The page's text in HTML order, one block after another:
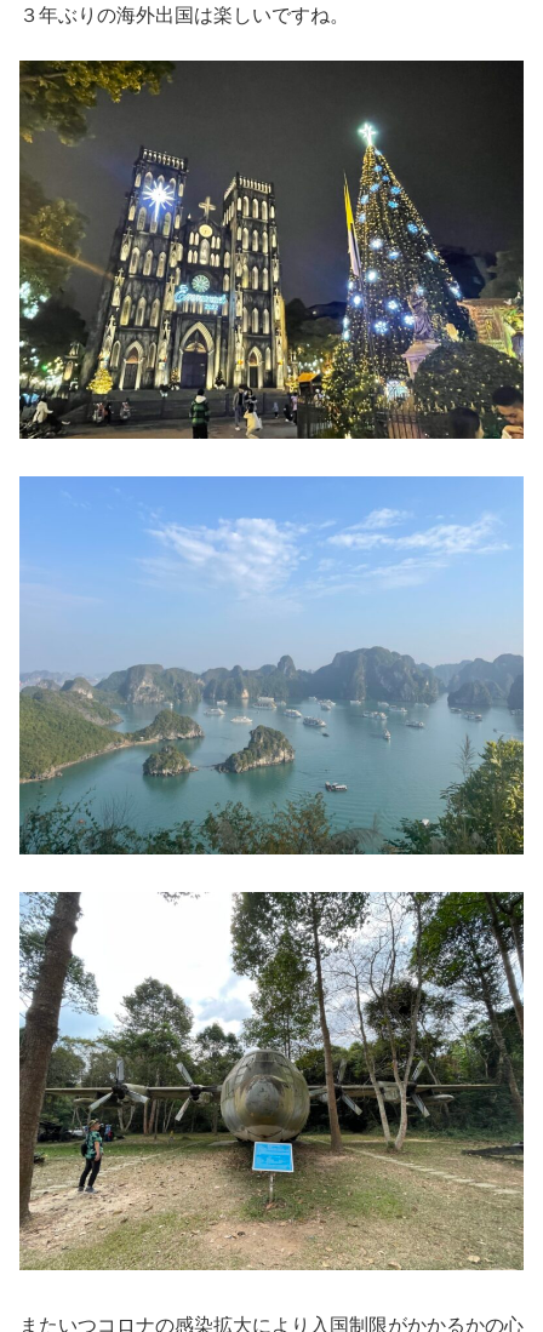
３年ぶりの海外出国は楽しいですね。
またいつコロナの感染拡大により入国制限がかかるかの心